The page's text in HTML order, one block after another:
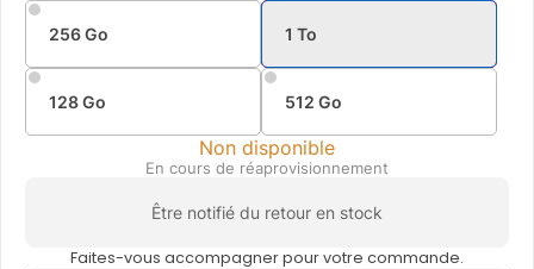
256 Go 1 To
128 Go 512 Go
Non disponible
En cours de réaprovisionnement
Être notifié du retour en stock
Faites-vous accompagner pour votre commande.